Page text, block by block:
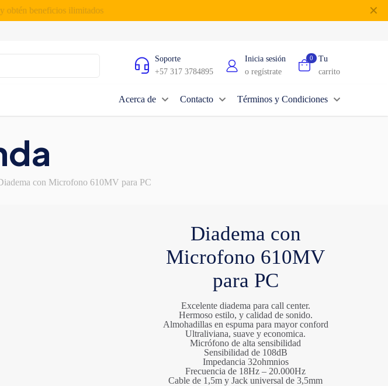
obtén beneficios ilimitados ✕
Soporte
+57 317 3784895
Inicia sesión
o regístrate
0
Tu
carrito
Acerca de Contacto Términos y Condiciones
con Microfono 610MV para PC
Diadema con
Microfono 610MV
para PC
Excelente diadema para call center.
Hermoso estilo, y calidad de sonido.
Almohadillas en espuma para mayor conford
Ultraliviana, suave y economica.
Micrófono de alta sensibilidad
Sensibilidad de 108dB
Impedancia 32ohmnios
Frecuencia de 18Hz – 20.000Hz
Cable de 1,5m y Jack universal de 3,5mm